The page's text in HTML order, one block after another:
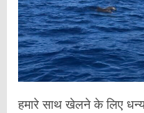
हमारे साथ खेलने के लिए